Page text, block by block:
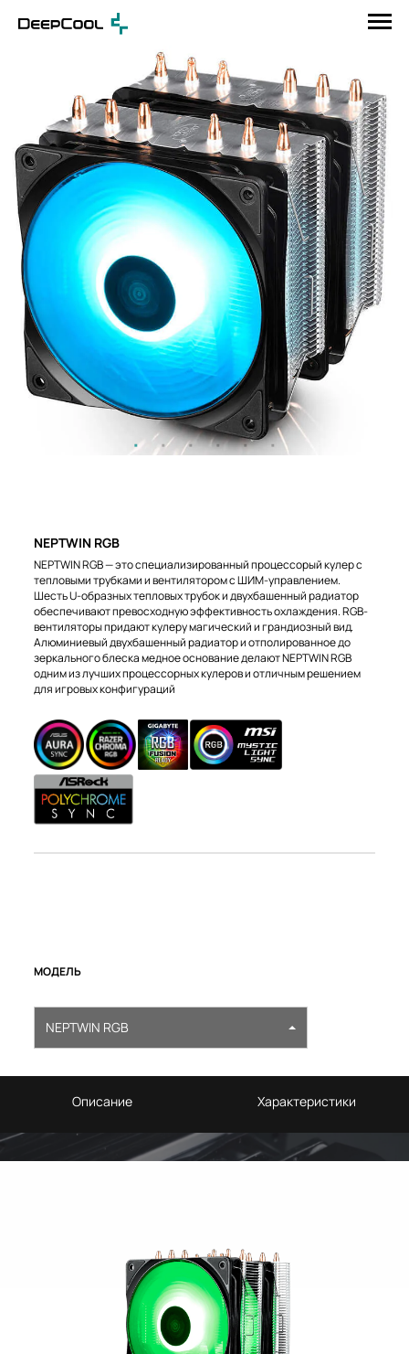
NEPTWIN RGB
NEPTWIN RGB — это специализированный процессорый кулер с
тепловыми трубками и вентилятором с ШИМ-управлением.
Шесть U-образных тепловых трубок и двухбашенный радиатор
обеспечивают превосходную эффективность охлаждения. RGB-
вентиляторы придают кулеру магический и грандиозный вид.
Алюминиевый двухбашенный радиатор и отполированное до
зеркального блеска медное основание делают NEPTWIN RGB
одним из лучших процессорных кулеров и отличным решением
для игровых конфигураций
МОДЕЛЬ
NEPTWIN RGB
Описание Характеристики